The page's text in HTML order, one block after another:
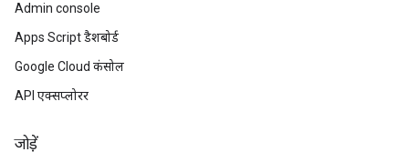
Admin console
Apps Script डैशबोर्ड
Google Cloud कंसोल
API एक्सप्लोरर
जोड़ें